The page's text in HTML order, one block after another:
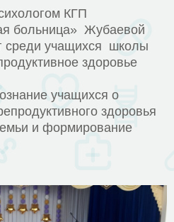
КГП
больница» Жубаевой
среди учащихся школы
здоровье
учащихся о
здоровья
и формирование